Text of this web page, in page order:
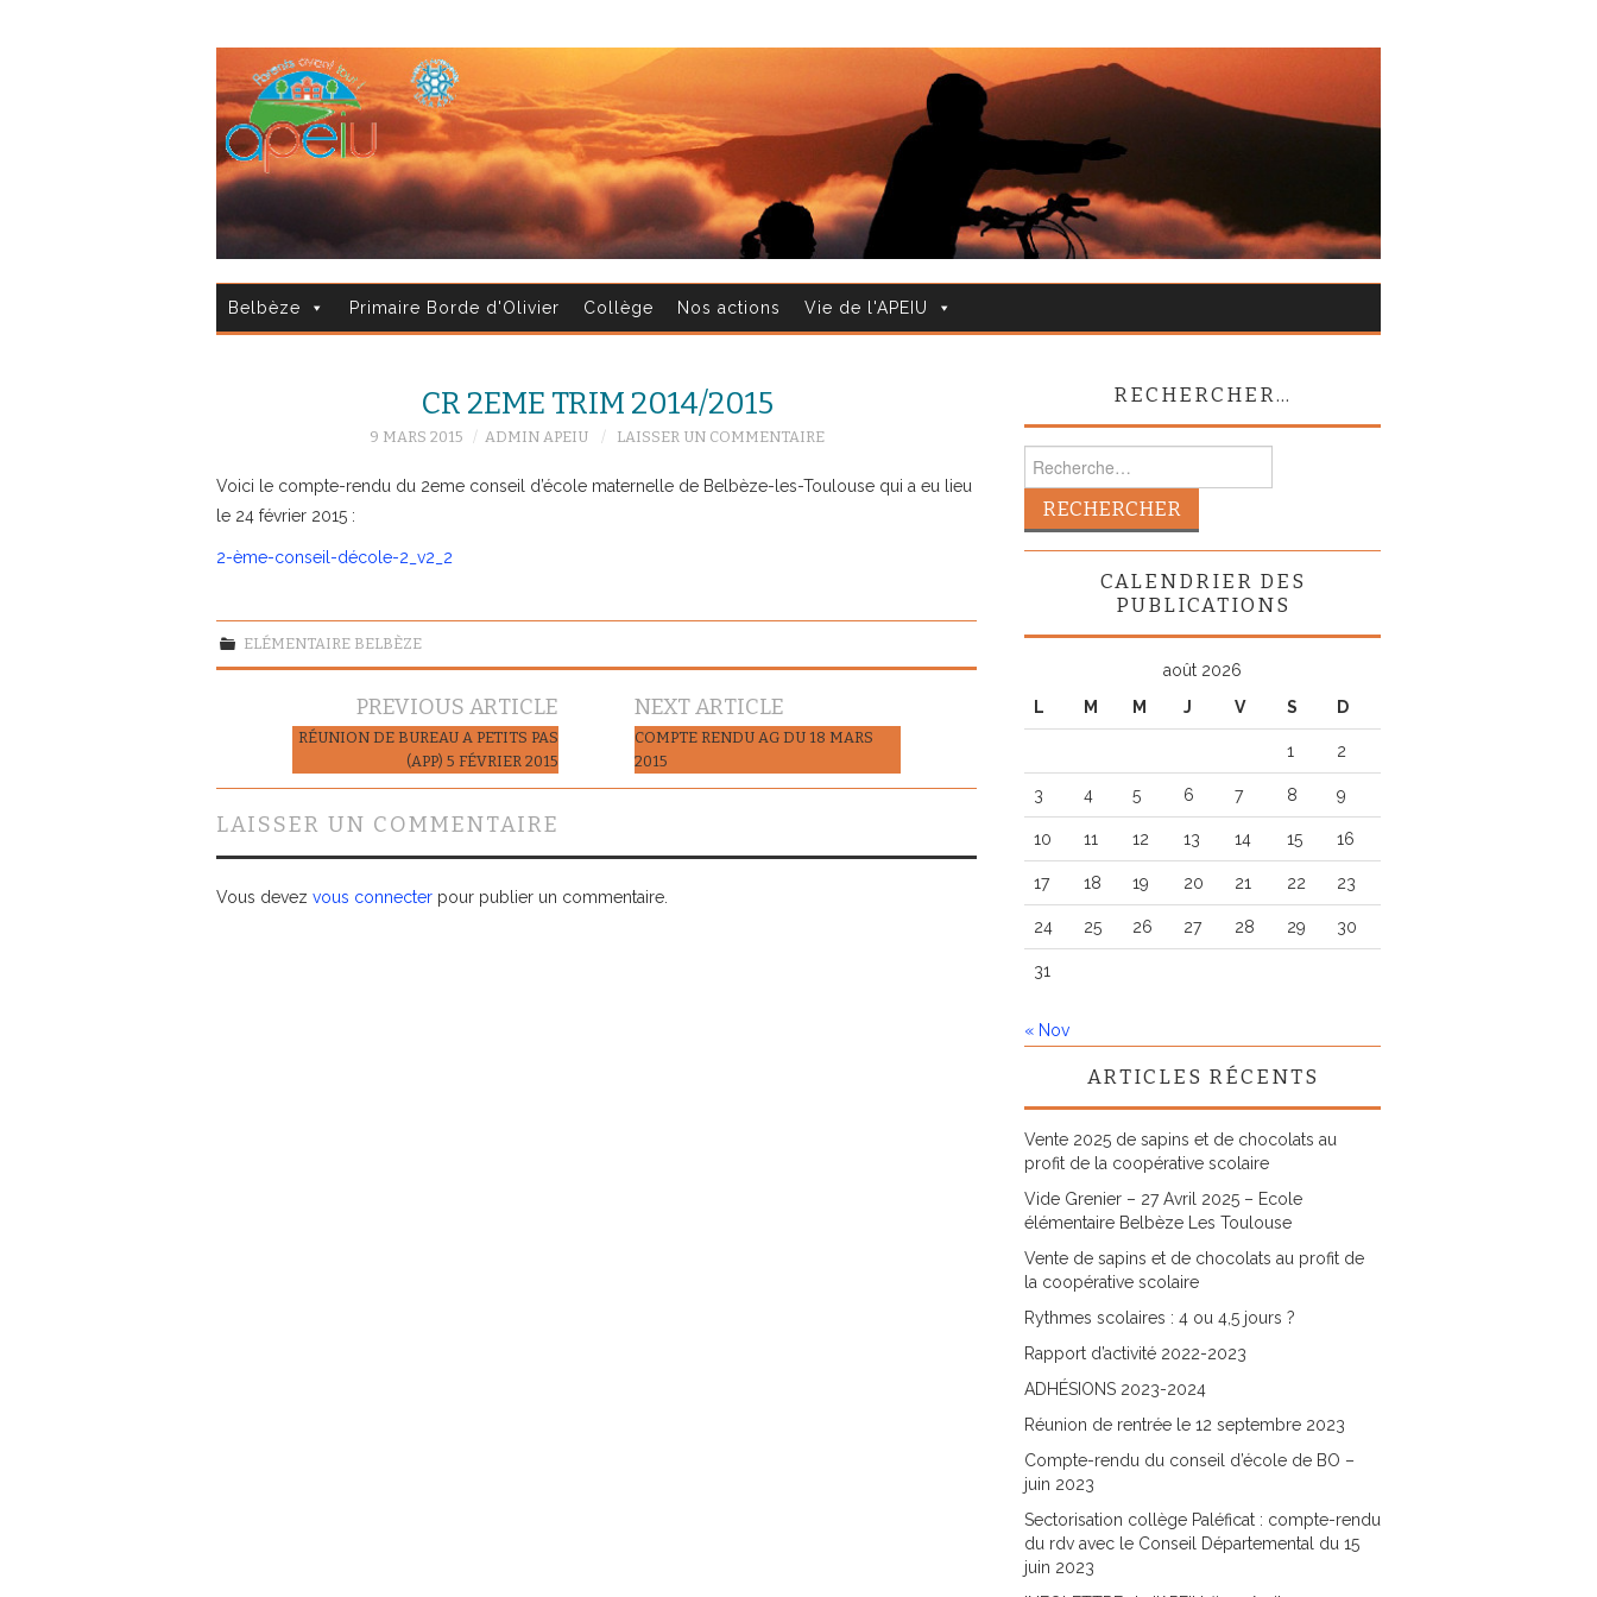
Belbèze Primaire Borde d'Olivier Collège Nos actions Vie de l'APEIU
CR 2EME TRIM 2014/2015
9 MARS 2015 ADMIN APEIU LAISSER UN COMMENTAIRE
Voici le compte-rendu du 2eme conseil d’école maternelle de Belbèze-les-Toulouse qui a eu lieu
le 24 février 2015 :
2-ème-conseil-décole-2_v2_2
ELÉMENTAIRE BELBÈZE
Navigation
articles
PREVIOUS ARTICLE
RÉUNION DE BUREAU A PETITS PAS
(APP) 5 FÉVRIER 2015
NEXT ARTICLE
COMPTE RENDU AG DU 18 MARS
2015
LAISSER UN COMMENTAIRE
Vous devez vous connecter pour publier un commentaire.
RECHERCHER…
CALENDRIER DES
PUBLICATIONS
août 2026
L
M M J V S D
1 2
3 4 5 6 7 8 9
10 11 12 13 14 15 16
17 18 19 20 21 22 23
24 25 26 27 28 29 30
31
« Nov
ARTICLES RÉCENTS
Vente 2025 de sapins et de chocolats au
profit de la coopérative scolaire
Vide Grenier – 27 Avril 2025 – Ecole
élémentaire Belbèze Les Toulouse
Vente de sapins et de chocolats au profit de
la coopérative scolaire
Rythmes scolaires : 4 ou 4,5 jours ?
Rapport d’activité 2022-2023
ADHÉSIONS 2023-2024
Réunion de rentrée le 12 septembre 2023
Compte-rendu du conseil d’école de BO –
juin 2023
Sectorisation collège Paléficat : compte-rendu
du rdv avec le Conseil Départemental du 15
juin 2023